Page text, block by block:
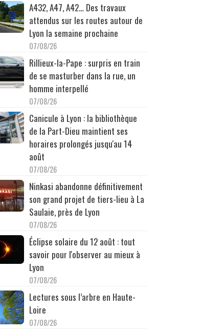
A432, A47, A42… Des travaux
attendus sur les routes autour de
Lyon la semaine prochaine
07/08/26
Rillieux-la-Pape : surpris en train
de se masturber dans la rue, un
homme interpellé
07/08/26
Canicule à Lyon : la bibliothèque
de la Part-Dieu maintient ses
horaires prolongés jusqu'au 14
août
07/08/26
Ninkasi abandonne définitivement
son grand projet de tiers-lieu à La
Saulaie, près de Lyon
07/08/26
Éclipse solaire du 12 août : tout
savoir pour l'observer au mieux à
Lyon
07/08/26
Lectures sous l’arbre en Haute-
Loire
07/08/26